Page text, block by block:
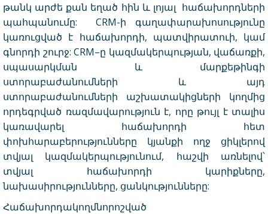
թանկ արժե քան եղած հին և լոյալ հաճախորդների
պահպանումը: CRM-ի գաղափարախոսությունը
կառուցված է հաճախորդի, պատվիրատուի, կամ
գնորդի շուրջ: CRM–ը կազմակերպության, վաճառքի,
սպասարկման և մարքեթինգի
ստորաբաժանումների և այդ
ստորաբաժանումների աշխատակիցների կողմից
որդեգրված ռազմավարություն է, որը թույլ է տալիս
կառավարել հաճախորդի հետ
փոխհարաբերությունները կյանքի ողջ ցիկլերով
տվյալ կազմակերպությունում, հաշվի առնելով՝
տվյալ հաճախորդի կարիքները,
նախասիրությունները, ցանկությունները:
Հաճախորդակողմնորոշված